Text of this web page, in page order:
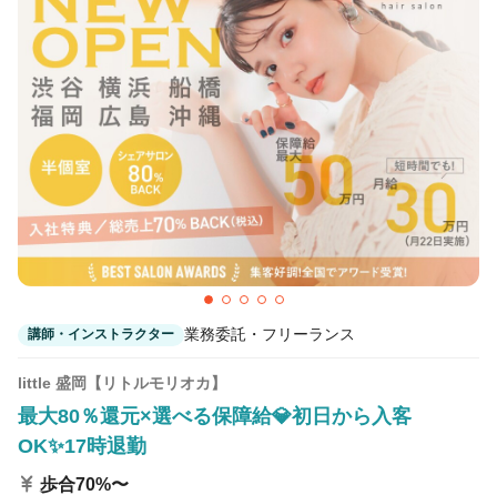
講師・インストラクター 業務委託・フリーランス
little 盛岡【リトルモリオカ】
最大80％還元×選べる保障給💎初日から入客
OK✨17時退勤
歩合70%〜